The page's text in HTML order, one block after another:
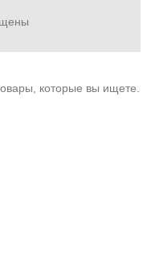
которые вы ищете.